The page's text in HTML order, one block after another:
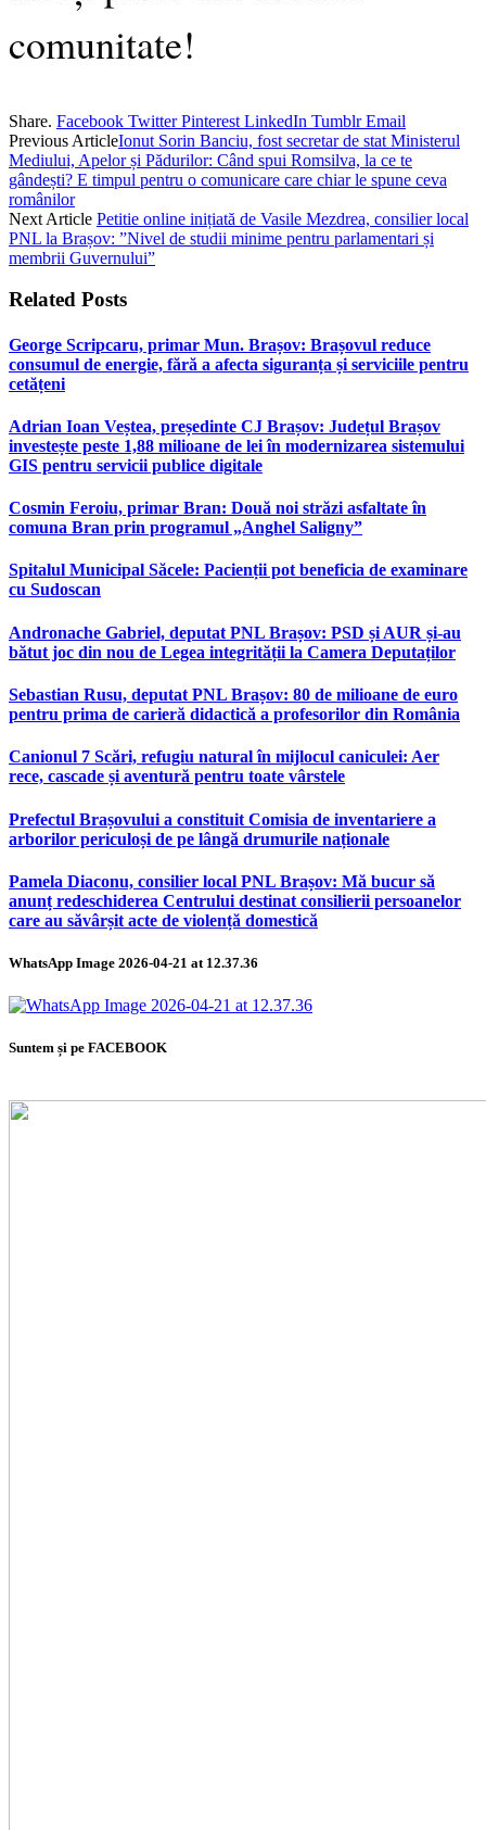
comunitate!
Share. Facebook Twitter Pinterest LinkedIn Tumblr Email
Previous ArticleIonut Sorin Banciu, fost secretar de stat Ministerul
Mediului, Apelor și Pădurilor: Când spui Romsilva, la ce te
gândești? E timpul pentru o comunicare care chiar le spune ceva
românilor
Next Article Petitie online inițiată de Vasile Mezdrea, consilier local
PNL la Brașov: ”Nivel de studii minime pentru parlamentari și
membrii Guvernului”
Related Posts
George Scripcaru, primar Mun. Brașov: Brașovul reduce
consumul de energie, fără a afecta siguranța și serviciile pentru
cetățeni
Adrian Ioan Veștea, președinte CJ Brașov: Județul Brașov
investește peste 1,88 milioane de lei în modernizarea sistemului
GIS pentru servicii publice digitale
Cosmin Feroiu, primar Bran: Două noi străzi asfaltate în
comuna Bran prin programul „Anghel Saligny”
Spitalul Municipal Săcele: Pacienții pot beneficia de examinare
cu Sudoscan
Andronache Gabriel, deputat PNL Brașov: PSD și AUR și-au
bătut joc din nou de Legea integrității la Camera Deputaților
Sebastian Rusu, deputat PNL Brașov: 80 de milioane de euro
pentru prima de carieră didactică a profesorilor din România
Canionul 7 Scări, refugiu natural în mijlocul caniculei: Aer
rece, cascade și aventură pentru toate vârstele
Prefectul Brașovului a constituit Comisia de inventariere a
arborilor periculoși de pe lângă drumurile naționale
Pamela Diaconu, consilier local PNL Brașov: Mă bucur să
anunț redeschiderea Centrului destinat consilierii persoanelor
care au săvârșit acte de violență domestică
WhatsApp Image 2026-04-21 at 12.37.36
Suntem și pe FACEBOOK